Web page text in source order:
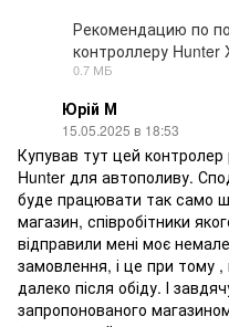
Рекомендацию по
контроллеру Hunter
0.7 МБ
Юрій М
15.05.2025 в 18:53
Купував тут цей
Hunter для автополиву.
буде працювати так само
магазин, співробітники
відправили мені моє
замовлення, і це при тому
далеко після обіду. І
запропонованого